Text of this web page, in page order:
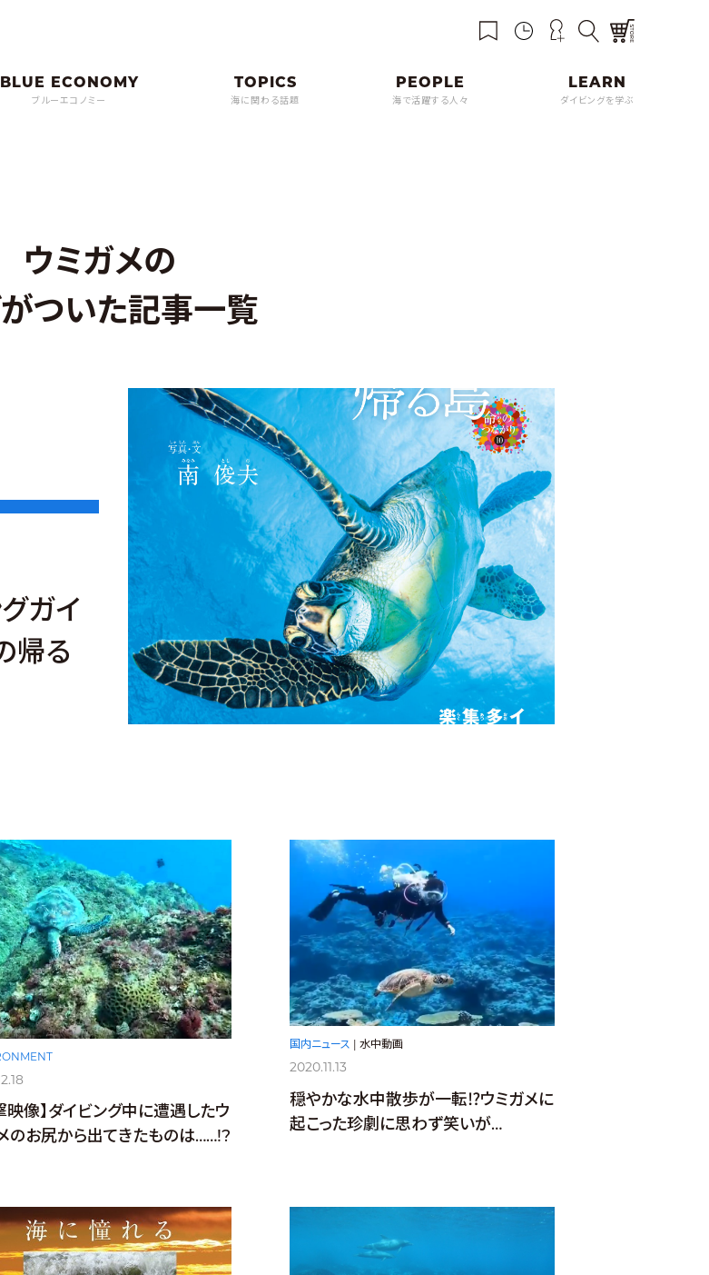
ブルーエコノミー 海に関わる話題 海で活躍する人々 ダイビングを学ぶ
ウミガメの
ついた記事一覧
ガイ
帰る
映像】ダイビング中に遭遇したウ
のお尻から出てきたものは……!?
国内ニュース | 水中動画
2020.11.13
穏やかな水中散歩が一転⁉ウミガメに
起こった珍劇に思わず笑いが…